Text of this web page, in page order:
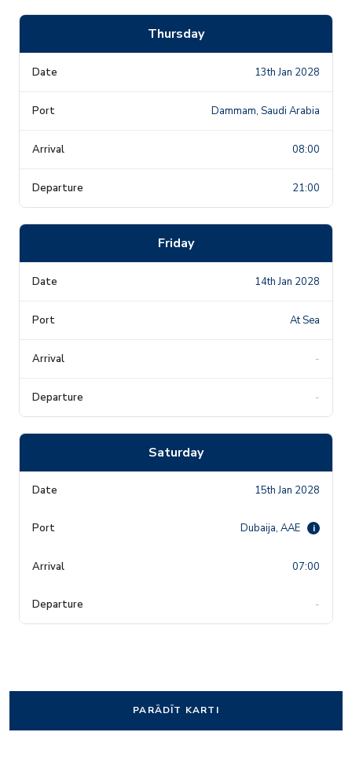
Thursday
13th Jan 2028
Dammam, Saudi Arabia
08:00
21:00
Friday
14th Jan 2028
At Sea
-
-
Saturday
15th Jan 2028
Dubaija, AAE i
07:00
-
PARĀDĪT KARTI